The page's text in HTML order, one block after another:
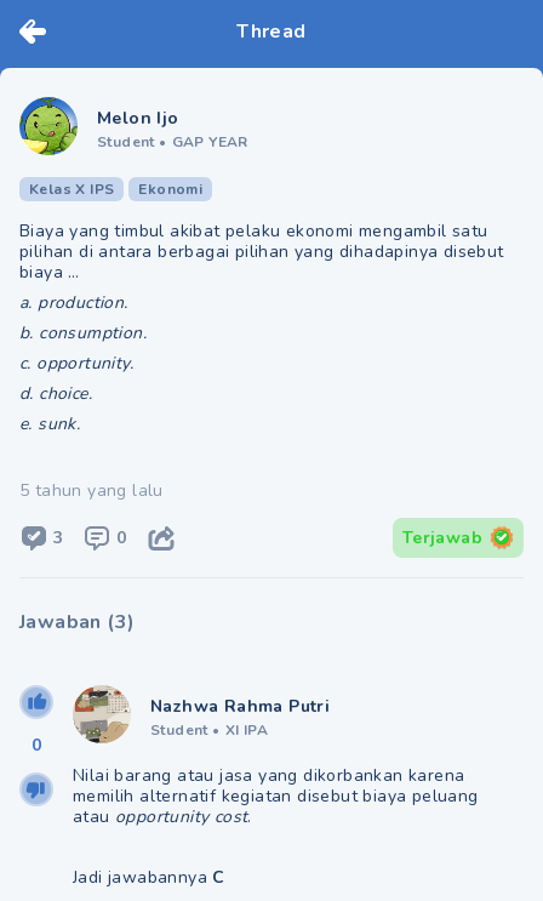
Thread
Melon Ijo
Student • GAP YEAR
Kelas X IPS Ekonomi
Biaya yang timbul akibat pelaku ekonomi mengambil satu
pilihan di antara berbagai pilihan yang dihadapinya disebut
biaya …
a. production.
b. consumption.
c. opportunity.
d. choice.
e. sunk.
5 tahun yang lalu
3 0 Terjawab
Jawaban (3)
0
Nazhwa Rahma Putri
Student • XI IPA
Nilai barang atau jasa yang dikorbankan karena
memilih alternatif kegiatan disebut biaya peluang
atau opportunity cost.
Jadi jawabannya C